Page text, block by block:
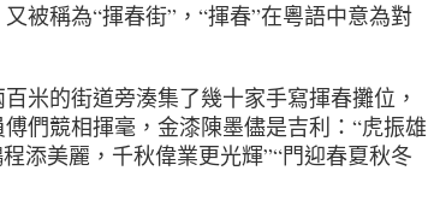
被稱為“揮春街”，“揮春”在粵語中意為對
的街道旁湊集了幾十家手寫揮春攤位，
們競相揮毫，金漆陳墨儘是吉利：“虎振雄
添美麗，千秋偉業更光輝”“門迎春夏秋冬